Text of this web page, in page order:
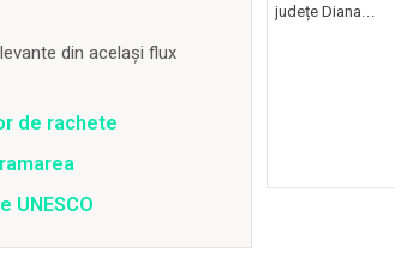
din același flux
de rachete
UNESCO
județe Diana...